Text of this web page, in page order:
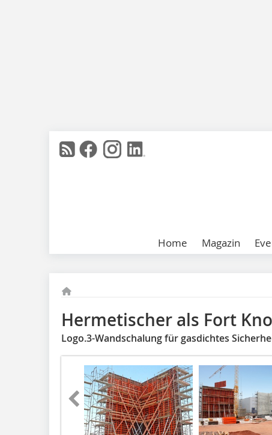
Home Magazin
Hermetischer als Fort
Logo.3-Wandschalung für gasdichtes